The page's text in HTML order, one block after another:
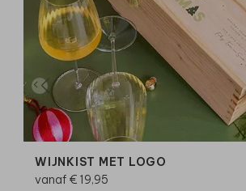
WIJNKIST MET LOGO
vanaf € 19,95